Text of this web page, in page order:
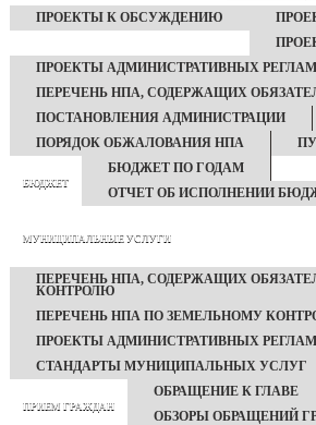
ПРОЕКТЫ К ОБСУЖДЕНИЮ
ПРОЕКТЫ АДМИНИСТРАТИВНЫХ
ПЕРЕЧЕНЬ НПА, СОДЕРЖАЩИХ
ПОСТАНОВЛЕНИЯ АДМИНИСТРАЦИИ
ПОРЯДОК ОБЖАЛОВАНИЯ НПА
БЮДЖЕТ
БЮДЖЕТ ПО ГОДАМ
ОТЧЕТ ОБ ИСПОЛНЕНИИ
МУНИЦИПАЛЬНЫЕ УСЛУГИ
ПЕРЕЧЕНЬ НПА, СОДЕРЖАЩИХ
КОНТРОЛЮ
ПЕРЕЧЕНЬ НПА ПО ЗЕМЕЛЬНОМУ
ПРОЕКТЫ АДМИНИСТРАТИВНЫХ
СТАНДАРТЫ МУНИЦИПАЛЬНЫХ УСЛУГ
ПРИЕМ ГРАЖДАН
ОБРАЩЕНИЕ К ГЛАВЕ
ОБЗОРЫ ОБРАЩЕНИЙ